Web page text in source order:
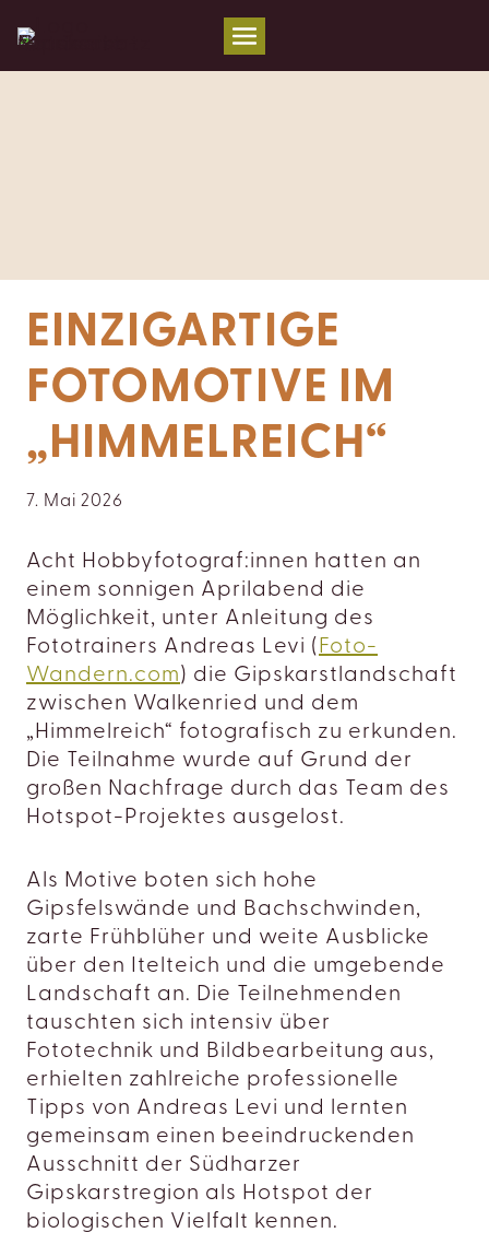
Inhalt
springen
EINZIGARTIGE
FOTOMOTIVE IM
„HIMMELREICH“
7. Mai 2026
Acht Hobbyfotograf:innen hatten an
einem sonnigen Aprilabend die
Möglichkeit, unter Anleitung des
Fototrainers Andreas Levi ( Foto-
Wandern.com) die Gipskarstlandschaft
zwischen Walkenried und dem
„Himmelreich“ fotografisch zu erkunden.
Die Teilnahme wurde auf Grund der
großen Nachfrage durch das Team des
Hotspot-Projektes ausgelost.
Als Motive boten sich hohe
Gipsfelswände und Bachschwinden,
zarte Frühblüher und weite Ausblicke
über den Itelteich und die umgebende
Landschaft an. Die Teilnehmenden
tauschten sich intensiv über
Fototechnik und Bildbearbeitung aus,
erhielten zahlreiche professionelle
Tipps von Andreas Levi und lernten
gemeinsam einen beeindruckenden
Ausschnitt der Südharzer
Gipskarstregion als Hotspot der
biologischen Vielfalt kennen.